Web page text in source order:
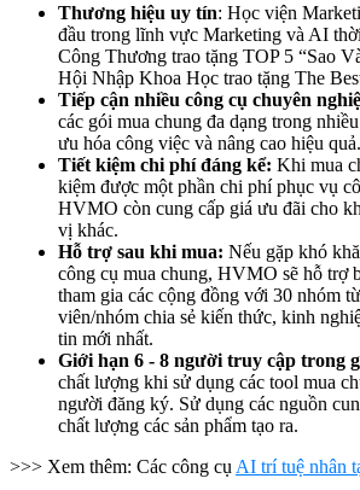
Thương hiệu uy tín: Học viện
đầu trong lĩnh vực Marketing và AI
Công Thương trao tặng TOP 5 “Sao
Hội Nhập Khoa Học trao tặng The
Tiếp cận nhiều công cụ chuyên
các gói mua chung đa dạng trong
ưu hóa công việc và nâng cao hiệu quả.
Tiết kiệm chi phí đáng kể: Khi mua
kiệm được một phần chi phí phục vụ
HVMO còn cung cấp giá ưu đãi cho
vị khác.
Hỗ trợ sau khi mua: Nếu gặp khó
công cụ mua chung, HVMO sẽ hỗ trợ
tham gia các cộng đồng với 30 nhóm
viên/nhóm chia sẻ kiến thức, kinh
tin mới nhất.
Giới hạn 6 - 8 người truy cập trong
chất lượng khi sử dụng các tool mua
người đăng ký. Sử dụng các nguồn
chất lượng các sản phẩm tạo ra.
>>> Xem thêm: Các công cụ AI trí tuệ nhân